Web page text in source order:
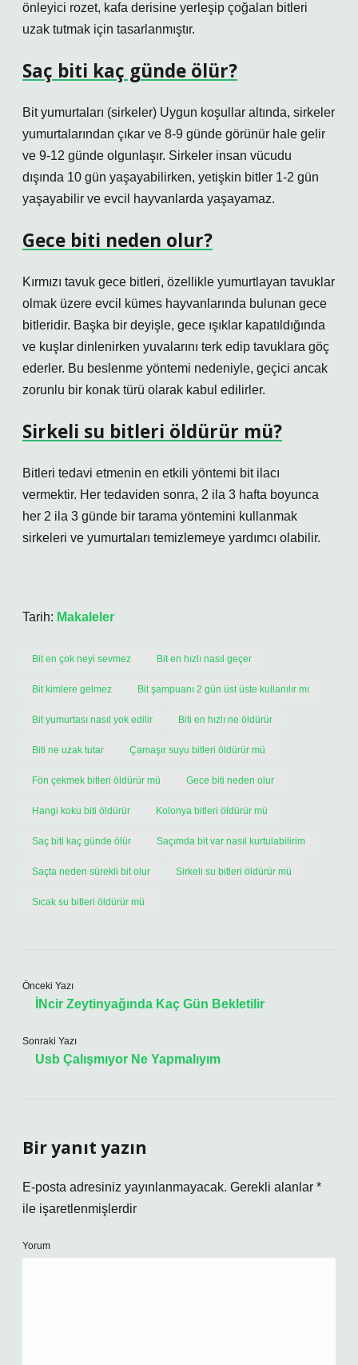
önleyici rozet, kafa derisine yerleşip çoğalan bitleri
uzak tutmak için tasarlanmıştır.
Saç biti kaç günde ölür?
Bit yumurtaları (sirkeler) Uygun koşullar altında, sirkeler
yumurtalarından çıkar ve 8-9 günde görünür hale gelir
ve 9-12 günde olgunlaşır. Sirkeler insan vücudu
dışında 10 gün yaşayabilirken, yetişkin bitler 1-2 gün
yaşayabilir ve evcil hayvanlarda yaşayamaz.
Gece biti neden olur?
Kırmızı tavuk gece bitleri, özellikle yumurtlayan tavuklar
olmak üzere evcil kümes hayvanlarında bulunan gece
bitleridir. Başka bir deyişle, gece ışıklar kapatıldığında
ve kuşlar dinlenirken yuvalarını terk edip tavuklara göç
ederler. Bu beslenme yöntemi nedeniyle, geçici ancak
zorunlu bir konak türü olarak kabul edilirler.
Sirkeli su bitleri öldürür mü?
Bitleri tedavi etmenin en etkili yöntemi bit ilacı
vermektir. Her tedaviden sonra, 2 ila 3 hafta boyunca
her 2 ila 3 günde bir tarama yöntemini kullanmak
sirkeleri ve yumurtaları temizlemeye yardımcı olabilir.
Tarih: Makaleler
Bit en çok neyi sevmez Bit en hızlı nasıl geçer
Bit kimlere gelmez Bit şampuanı 2 gün üst üste kullanılır mı
Bit yumurtası nasıl yok edilir Biti en hızlı ne öldürür
Biti ne uzak tutar Çamaşır suyu bitleri öldürür mü
Fön çekmek bitleri öldürür mü Gece biti neden olur
Hangi koku biti öldürür Kolonya bitleri öldürür mü
Saç biti kaç günde ölür Saçımda bit var nasıl kurtulabilirim
Saçta neden sürekli bit olur Sirkeli su bitleri öldürür mü
Sıcak su bitleri öldürür mü
Önceki Yazı
İNcir Zeytinyağında Kaç Gün Bekletilir
Sonraki Yazı
Usb Çalışmıyor Ne Yapmalıyım
Bir yanıt yazın
E-posta adresiniz yayınlanmayacak. Gerekli alanlar *
ile işaretlenmişlerdir
Yorum